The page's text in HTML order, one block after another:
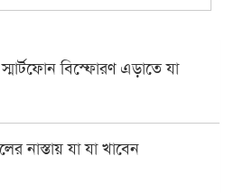
বিস্ফোরণ এড়াতে যা
নাস্তায় যা যা খাবেন